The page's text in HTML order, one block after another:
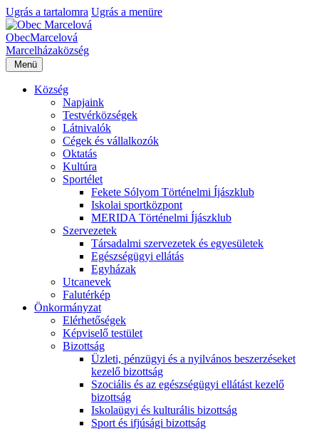
Ugrás a tartalomra Ugrás a menüre
ObecMarcelová
Marcelházaközség
Menü
Község
Napjaink
Testvérközségek
Látnivalók
Cégek és vállalkozók
Oktatás
Kultúra
Sportélet
Fekete Sólyom Történelmi Íjászklub
Iskolai sportközpont
MERIDA Történelmi Íjászklub
Szervezetek
Társadalmi szervezetek és egyesületek
Egészségügyi ellátás
Egyházak
Utcanevek
Falutérkép
Önkormányzat
Elérhetőségek
Képviselő testület
Bizottság
Üzleti, pénzügyi és a nyilvános beszerzéseket
kezelő bizottság
Szociális és az egészségügyi ellátást kezelő
bizottság
Iskolaügyi és kulturális bizottság
Sport és ifjúsági bizottság